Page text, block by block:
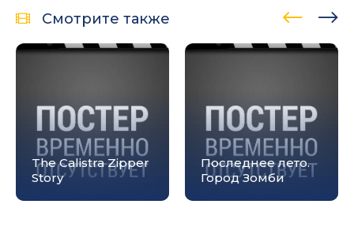
Смотрите также
The Calistra Zipper
Story
Последнее лето.
Город Зомби